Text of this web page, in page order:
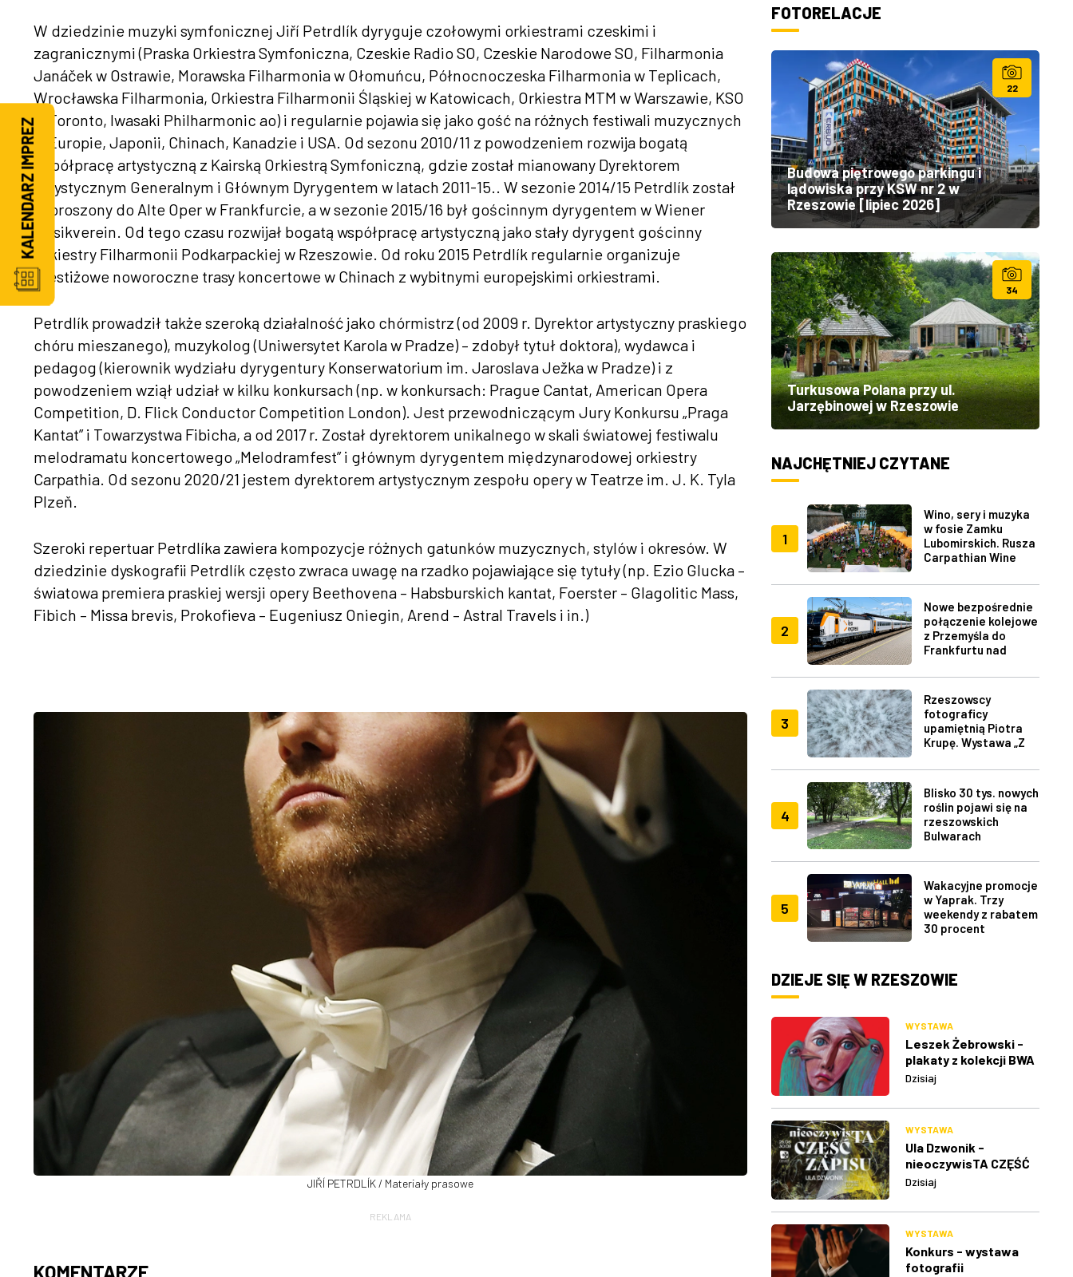
W dziedzinie muzyki symfonicznej Jiří Petrdlík dyryguje czołowymi orkiestrami czeskimi i
zagranicznymi (Praska Orkiestra Symfoniczna, Czeskie Radio SO, Czeskie Narodowe SO, Filharmonia
Janáček w Ostrawie, Morawska Filharmonia w Ołomuńcu, Północnoczeska Filharmonia w Teplicach,
Wrocławska Filharmonia, Orkiestra Filharmonii Śląskiej w Katowicach, Orkiestra MTM w Warszawie, KSO
w Toronto, Iwasaki Philharmonic ao) i regularnie pojawia się jako gość na różnych festiwali muzycznych
w Europie, Japonii, Chinach, Kanadzie i USA. Od sezonu 2010/11 z powodzeniem rozwija bogatą
współpracę artystyczną z Kairską Orkiestrą Symfoniczną, gdzie został mianowany Dyrektorem
Artystycznym Generalnym i Głównym Dyrygentem w latach 2011-15.. W sezonie 2014/15 Petrdlík został
zaproszony do Alte Oper w Frankfurcie, a w sezonie 2015/16 był gościnnym dyrygentem w Wiener
Musikverein. Od tego czasu rozwijał bogatą współpracę artystyczną jako stały dyrygent gościnny
Orkiestry Filharmonii Podkarpackiej w Rzeszowie. Od roku 2015 Petrdlík regularnie organizuje
prestiżowe noworoczne trasy koncertowe w Chinach z wybitnymi europejskimi orkiestrami.
Petrdlík prowadził także szeroką działalność jako chórmistrz (od 2009 r. Dyrektor artystyczny praskiego
chóru mieszanego), muzykolog (Uniwersytet Karola w Pradze) – zdobył tytuł doktora), wydawca i
pedagog (kierownik wydziału dyrygentury Konserwatorium im. Jaroslava Ježka w Pradze) i z
powodzeniem wziął udział w kilku konkursach (np. w konkursach: Prague Cantat, American Opera
Competition, D. Flick Conductor Competition London). Jest przewodniczącym Jury Konkursu „Praga
Kantat” i Towarzystwa Fibicha, a od 2017 r. Został dyrektorem unikalnego w skali światowej festiwalu
melodramatu koncertowego „Melodramfest” i głównym dyrygentem międzynarodowej orkiestry
Carpathia. Od sezonu 2020/21 jestem dyrektorem artystycznym zespołu opery w Teatrze im. J. K. Tyla
Plzeň.
Szeroki repertuar Petrdlíka zawiera kompozycje różnych gatunków muzycznych, stylów i okresów. W
dziedzinie dyskografii Petrdlík często zwraca uwagę na rzadko pojawiające się tytuły (np. Ezio Glucka –
światowa premiera praskiej wersji opery Beethovena – Habsburskich kantat, Foerster – Glagolitic Mass,
Fibich – Missa brevis, Prokofieva – Eugeniusz Oniegin, Arend – Astral Travels i in.)
JIŘÍ PETRDLÍK / Materiały prasowe
REKLAMA
KOMENTARZE
FOTORELACJE
22
Budowa piętrowego parkingu i
lądowiska przy KSW nr 2 w
Rzeszowie [lipiec 2026]
34
Turkusowa Polana przy ul.
Jarzębinowej w Rzeszowie
NAJCHĘTNIEJ CZYTANE
1
Wino, sery i muzyka
w fosie Zamku
Lubomirskich. Rusza
Carpathian Wine
2
Nowe bezpośrednie
połączenie kolejowe
z Przemyśla do
Frankfurtu nad
3
Rzeszowscy
fotograficy
upamiętnią Piotra
Krupę. Wystawa „Z
4
Blisko 30 tys. nowych
roślin pojawi się na
rzeszowskich
Bulwarach
5
Wakacyjne promocje
w Yaprak. Trzy
weekendy z rabatem
30 procent
DZIEJE SIĘ W RZESZOWIE
WYSTAWA
Leszek Żebrowski -
plakaty z kolekcji BWA
w Rzeszowie
Dzisiaj
WYSTAWA
Ula Dzwonik -
nieoczywisTA CZĘŚĆ
ZAPISU
Dzisiaj
WYSTAWA
Konkurs - wystawa
fotografii
KALENDARZ IMPREZ